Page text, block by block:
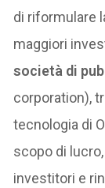
di riformulare
maggiori
società di
corporation),
tecnologia di
scopo di
investitori e